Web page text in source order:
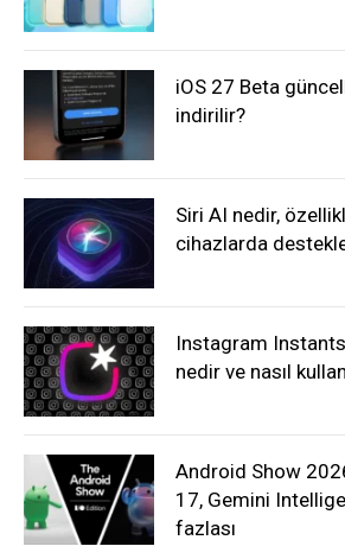
iOS 27 Beta
indirilir?
Siri AI nedir,
cihazlarda
Instagram
nedir ve nasıl
Android Show
17, Gemini
fazlası